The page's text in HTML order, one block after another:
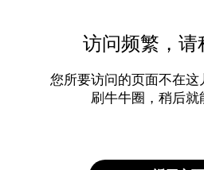
访问频繁，请
您所要访问的页面不在这
刷牛牛圈，稍后就